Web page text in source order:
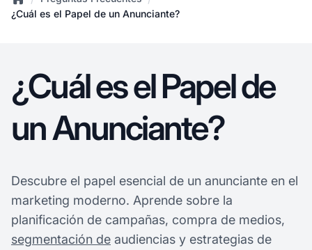
Home
¿Cuál es el Papel de un Anunciante?
¿Cuál es el Papel de
un Anunciante?
Descubre el papel esencial de un anunciante en el
marketing moderno. Aprende sobre la
planificación de campañas, compra de medios,
segmentación de audiencias y estrategias de